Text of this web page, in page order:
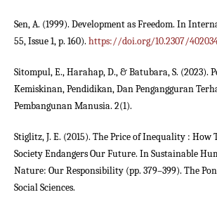
Sen, A. (1999). Development as Freedom. In
55, Issue 1, p. 160). https://doi.org/10.2307/
Sitompul, E., Harahap, D., & Batubara, S. (2023).
Kemiskinan, Pendidikan, Dan Pengangguran
Pembangunan Manusia. 2(1).
Stiglitz, J. E. (2015). The Price of Inequality : How
Society Endangers Our Future. In Sustainable
Nature: Our Responsibility (pp. 379–399). The
Social Sciences.